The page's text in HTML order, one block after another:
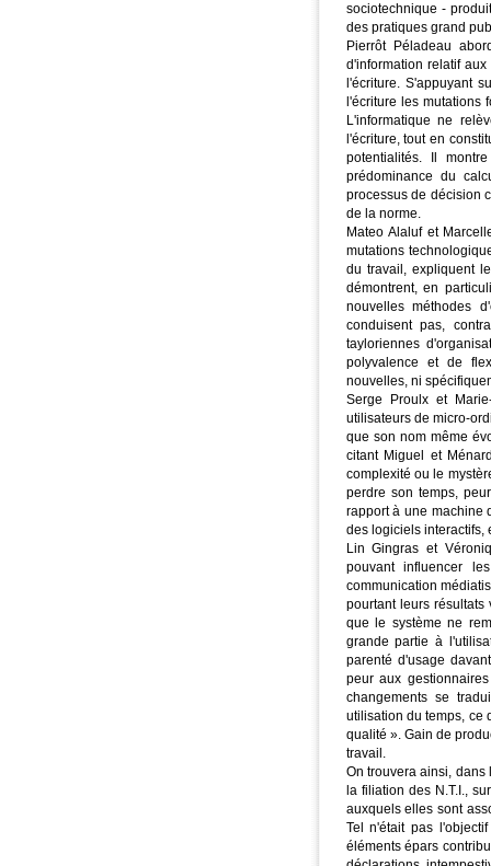
sociotechnique -
des pratiques grand
Pierrôt Péladeau
d'information relatif
l'écriture. S'appuyant
l'écriture les mutations
L'informatique ne
l'écriture, tout en
potentialités. Il
prédominance du
processus de décision
de la norme.
Mateo Alaluf et
mutations
du travail, expliquent
démontrent, en
nouvelles méthodes
conduisent pas,
tayloriennes
polyvalence et de
nouvelles, ni
Serge Proulx et
utilisateurs de micro-
que son nom même
citant Miguel et
complexité ou le
perdre son temps,
rapport à une machine
des logiciels interactifs,
Lin Gingras et
pouvant influencer
communication
pourtant leurs
que le système ne
grande partie à
parenté d'usage
peur aux
changements se
utilisation du temps, ce
qualité ». Gain de
travail.
On trouvera ainsi, dans
la filiation des N.T.I.,
auxquels elles sont
Tel n'était pas
éléments épars